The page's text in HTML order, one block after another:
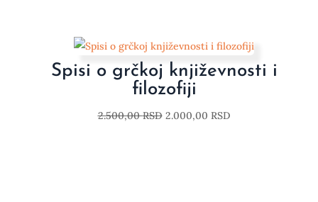
Spisi o grčkoj književnosti i
filozofiji
2.500,00RSD 2.000,00 RSD